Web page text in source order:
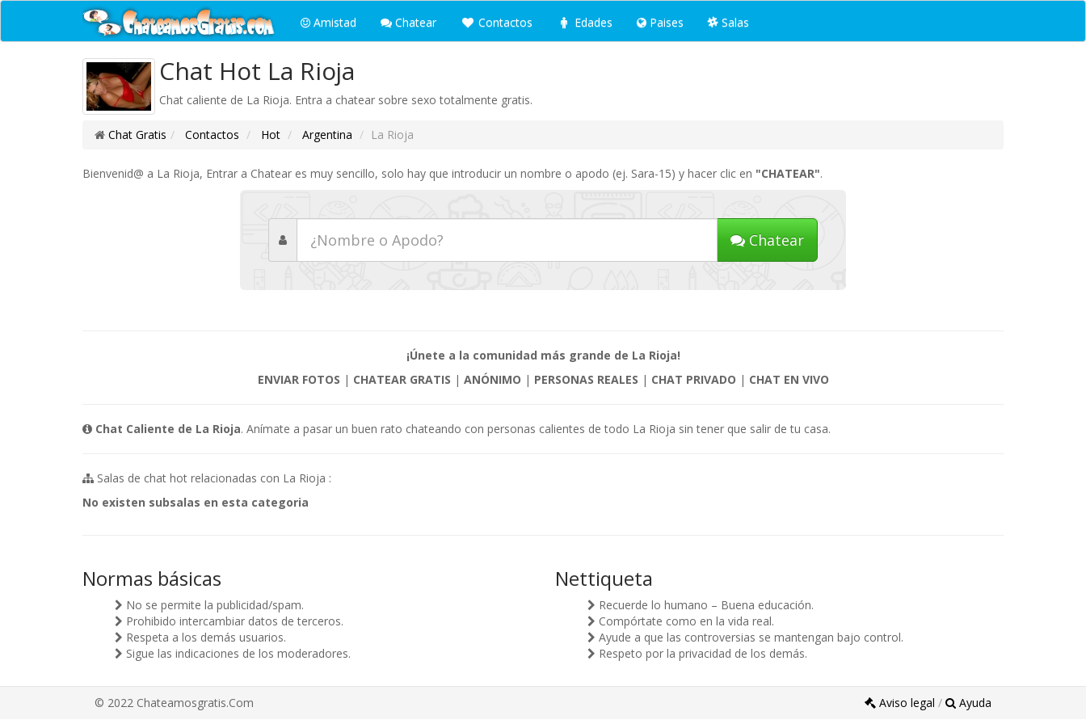
Amistad Chatear Contactos Edades Paises Salas
Chat Hot La Rioja
Chat caliente de La Rioja. Entra a chatear sobre sexo totalmente gratis.
Chat Gratis Contactos Hot Argentina La Rioja
Bienvenid@ a La Rioja, Entrar a Chatear es muy sencillo, solo hay que introducir un nombre o apodo (ej. Sara-15) y hacer clic en "CHATEAR".
Chatear
¡Únete a la comunidad más grande de La Rioja!
ENVIAR FOTOS | CHATEAR GRATIS | ANÓNIMO | PERSONAS REALES | CHAT PRIVADO | CHAT EN VIVO
Chat Caliente de La Rioja. Anímate a pasar un buen rato chateando con personas calientes de todo La Rioja sin tener que salir de tu casa.
Salas de chat hot relacionadas con La Rioja :
No existen subsalas en esta categoria
Normas básicas
No se permite la publicidad/spam.
Prohibido intercambiar datos de terceros.
Respeta a los demás usuarios.
Sigue las indicaciones de los moderadores.
Nettiqueta
Recuerde lo humano – Buena educación.
Compórtate como en la vida real.
Ayude a que las controversias se mantengan bajo control.
Respeto por la privacidad de los demás.
© 2022 Chateamosgratis.Com Aviso legal / Ayuda